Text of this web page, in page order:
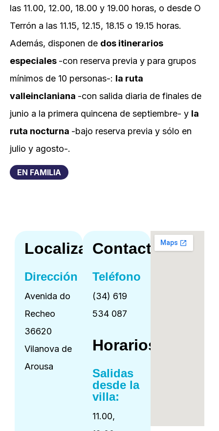
las 11.00, 12.00, 18.00 y 19.00 horas, o desde O
Terrón a las 11.15, 12.15, 18.15 o 19.15 horas.
Además, disponen de dos itinerarios
especiales -con reserva previa y para grupos
mínimos de 10 personas-: la ruta
valleinclaniana -con salida diaria de finales de
junio a la primera quincena de septiembre- y la
ruta nocturna -bajo reserva previa y sólo en
julio y agosto-.
EN FAMILIA
Localización
Dirección
Avenida do
Recheo
36620
Vilanova de
Arousa
Contacto
Teléfono
(34) 619
534 087
Horarios
Salidas
desde la
villa:
11.00,